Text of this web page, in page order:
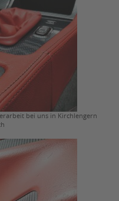
bei uns in Kirchlengern